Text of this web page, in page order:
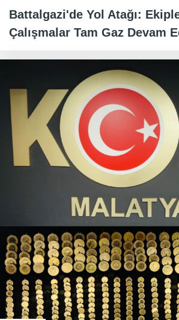
Battalgazi'de Yol Atağı:
Çalışmalar Tam Gaz Devam